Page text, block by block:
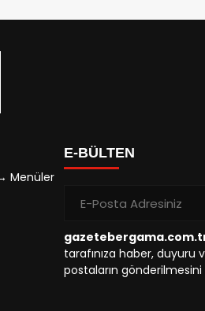
Menüler
E-BÜLTEN
tarafınıza haber,
postaların